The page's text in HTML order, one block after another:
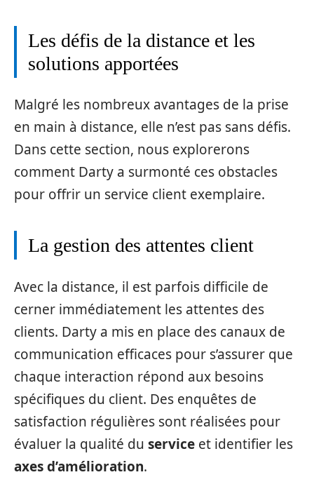
Les défis de la distance et les
solutions apportées
Malgré les nombreux avantages de la prise
en main à distance, elle n’est pas sans défis.
Dans cette section, nous explorerons
comment Darty a surmonté ces obstacles
pour offrir un service client exemplaire.
La gestion des attentes client
Avec la distance, il est parfois difficile de
cerner immédiatement les attentes des
clients. Darty a mis en place des canaux de
communication efficaces pour s’assurer que
chaque interaction répond aux besoins
spécifiques du client. Des enquêtes de
satisfaction régulières sont réalisées pour
évaluer la qualité du service et identifier les
axes d’amélioration.